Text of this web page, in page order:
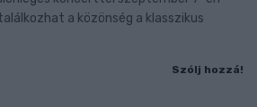
a közönség a klasszikus
Szólj hozzá!